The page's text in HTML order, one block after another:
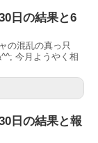
日の結果と6
の混乱の真っ只
今月ようやく相
日の結果と報